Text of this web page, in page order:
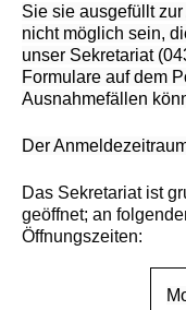
Sie sie ausgefüllt
nicht möglich sein,
unser Sekretariat
Formulare auf dem
Ausnahmefällen
Der
Das Sekretariat ist
geöffnet; an
Öffnungszeiten: